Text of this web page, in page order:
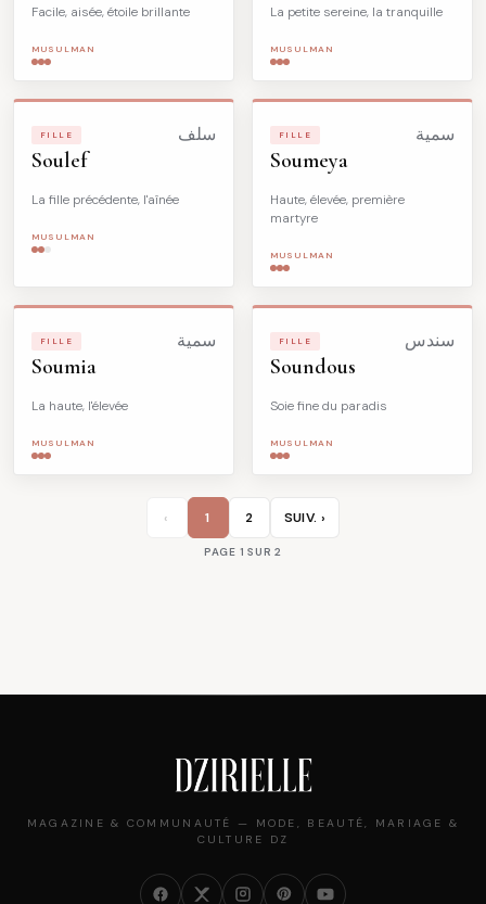
Facile, aisée, étoile brillante
MUSULMAN
La petite sereine, la tranquille
MUSULMAN
FILLE سلف
Soulef
La fille précédente, l'aînée
MUSULMAN
FILLE سمية
Soumeya
Haute, élevée, première
martyre
MUSULMAN
FILLE سمية
Soumia
La haute, l'élevée
MUSULMAN
FILLE سندس
Soundous
Soie fine du paradis
MUSULMAN
‹ 1 2 SUIV. ›
PAGE 1 SUR 2
MAGAZINE & COMMUNAUTÉ — MODE, BEAUTÉ, MARIAGE &
CULTURE DZ